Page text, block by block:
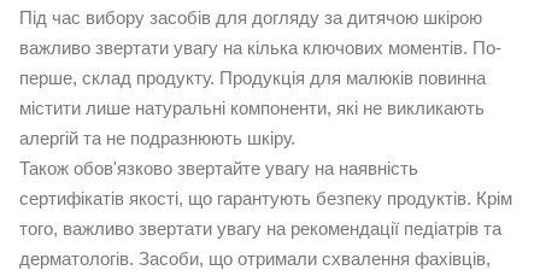
Під час вибору засобів для догляду за дитячою шкірою
важливо звертати увагу на кілька ключових моментів. По-
перше, склад продукту. Продукція для малюків повинна
містити лише натуральні компоненти, які не викликають
алергій та не подразнюють шкіру.
Також обов'язково звертайте увагу на наявність
сертифікатів якості, що гарантують безпеку продуктів. Крім
того, важливо звертати увагу на рекомендації педіатрів та
дерматологів. Засоби, що отримали схвалення фахівців,